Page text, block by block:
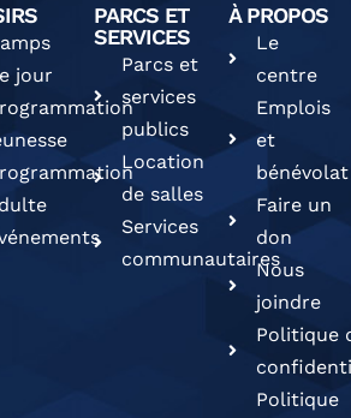
jour
PARCS ET
SERVICES
Parcs et
services
publics
Location
de salles
Services
communautaires
À PROPOS
Le
centre
Emplois
et
bénévolat
Faire un
don
Nous
joindre
Politique
Politique